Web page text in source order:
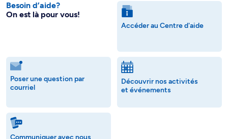
Besoin d’aide?
On est là pour vous!
Accéder au Centre d'aide
Poser une question par
courriel
Découvrir nos activités
et événements